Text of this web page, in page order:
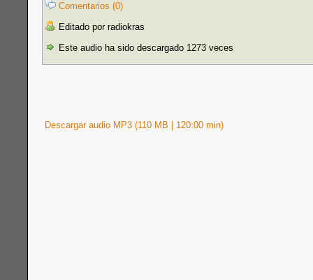
Comentarios (0)
Editado por radiokras
Este audio ha sido descargado 1273 veces
Descargar audio MP3 (110 MB | 120:00 min)